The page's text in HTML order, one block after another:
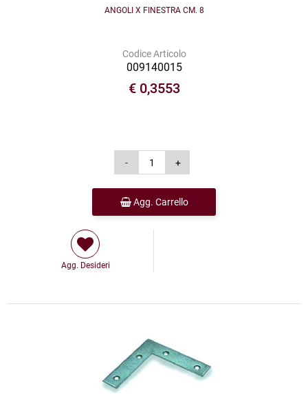
ANGOLI X FINESTRA CM. 8
Codice Articolo
009140015
€ 0,3553
Agg. Carrello
Agg. Desideri